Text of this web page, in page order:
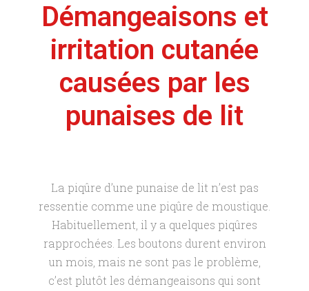
Démangeaisons et
irritation cutanée
causées par les
punaises de lit
La piqûre d’une punaise de lit n’est pas
ressentie comme une piqûre de moustique.
Habituellement, il y a quelques piqûres
rapprochées. Les boutons durent environ
un mois, mais ne sont pas le problème,
c’est plutôt les démangeaisons qui sont